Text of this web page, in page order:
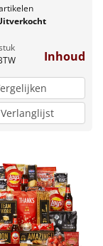
Inhoud
Verlanglijst